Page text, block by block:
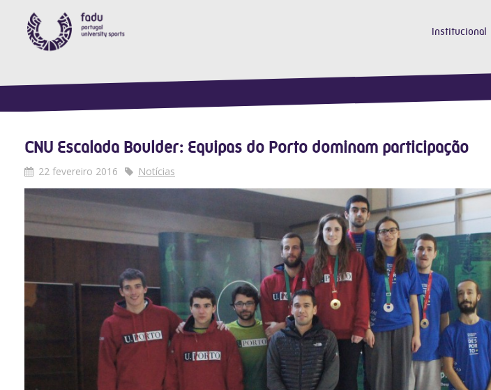
Institucional
CNU Escalada Boulder: Equipas do Porto dominam participação
22 fevereiro 2016 Notícias